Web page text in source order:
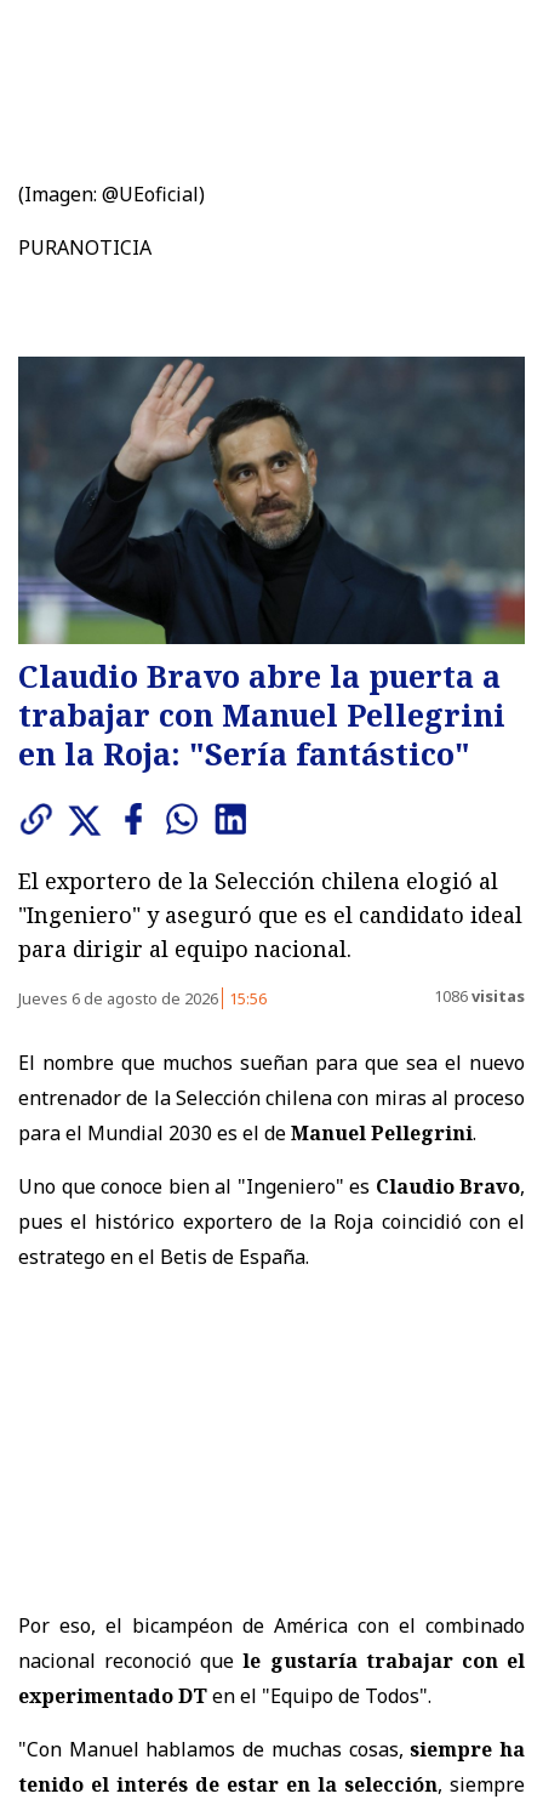
(Imagen: @UEoficial)
PURANOTICIA
Claudio Bravo abre la puerta a
trabajar con Manuel Pellegrini
en la Roja: "Sería fantástico"
El exportero de la Selección chilena elogió al
"Ingeniero" y aseguró que es el candidato ideal
para dirigir al equipo nacional.
Jueves 6 de agosto de 2026 15:56 1086visitas
El nombre que muchos sueñan para que sea el nuevo
entrenador de la Selección chilena con miras al proceso
para el Mundial 2030 es el deManuel Pellegrini.
Uno que conoce bien al "Ingeniero" es Claudio Bravo,
pues el histórico exportero de la Roja coincidió con el
estratego en el Betis de España.
Por eso, el bicampéon de América con el combinado
nacional reconoció quele gustaría trabajar con el
experimentado DTen el "Equipo de Todos".
"Con Manuel hablamos de muchas cosas,siempre ha
tenido el interés de estar en la selección, siempre